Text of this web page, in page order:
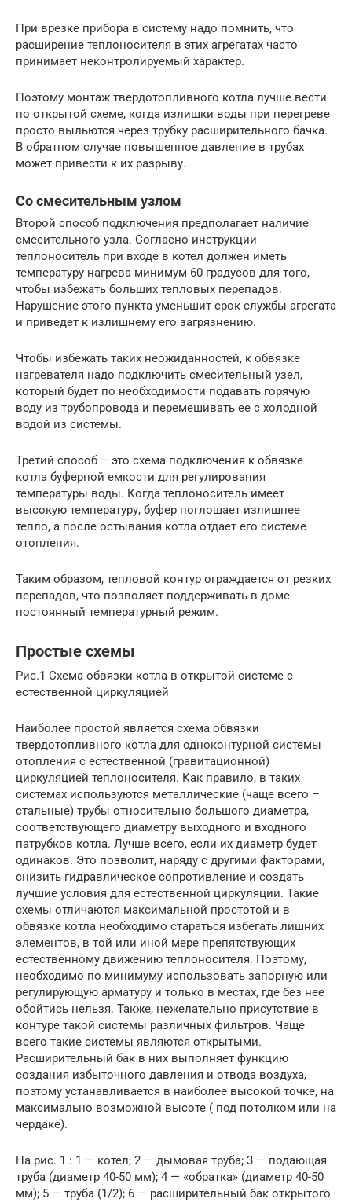
При врезке прибора в систему надо помнить, что
расширение теплоносителя в этих агрегатах часто
принимает неконтролируемый характер.
Поэтому монтаж твердотопливного котла лучше вести
по открытой схеме, когда излишки воды при перегреве
просто выльются через трубку расширительного бачка.
В обратном случае повышенное давление в трубах
может привести к их разрыву.
Со смесительным узлом
Второй способ подключения предполагает наличие
смесительного узла. Согласно инструкции
теплоноситель при входе в котел должен иметь
температуру нагрева минимум 60 градусов для того,
чтобы избежать больших тепловых перепадов.
Нарушение этого пункта уменьшит срок службы агрегата
и приведет к излишнему его загрязнению.
Чтобы избежать таких неожиданностей, к обвязке
нагревателя надо подключить смесительный узел,
который будет по необходимости подавать горячую
воду из трубопровода и перемешивать ее с холодной
водой из системы.
Третий способ – это схема подключения к обвязке
котла буферной емкости для регулирования
температуры воды. Когда теплоноситель имеет
высокую температуру, буфер поглощает излишнее
тепло, а после остывания котла отдает его системе
отопления.
Таким образом, тепловой контур ограждается от резких
перепадов, что позволяет поддерживать в доме
постоянный температурный режим.
Простые схемы
Рис.1 Схема обвязки котла в открытой системе с
естественной циркуляцией
Наиболее простой является схема обвязки
твердотопливного котла для одноконтурной системы
отопления с естественной (гравитационной)
циркуляцией теплоносителя. Как правило, в таких
системах используются металлические (чаще всего –
стальные) трубы относительно большого диаметра,
соответствующего диаметру выходного и входного
патрубков котла. Лучше всего, если их диаметр будет
одинаков. Это позволит, наряду с другими факторами,
снизить гидравлическое сопротивление и создать
лучшие условия для естественной циркуляции. Такие
схемы отличаются максимальной простотой и в
обвязке котла необходимо стараться избегать лишних
элементов, в той или иной мере препятствующих
естественному движению теплоносителя. Поэтому,
необходимо по минимуму использовать запорную или
регулирующую арматуру и только в местах, где без нее
обойтись нельзя. Также, нежелательно присутствие в
контуре такой системы различных фильтров. Чаще
всего такие системы являются открытыми.
Расширительный бак в них выполняет функцию
создания избыточного давления и отвода воздуха,
поэтому устанавливается в наиболее высокой точке, на
максимально возможной высоте ( под потолком или на
чердаке).
На рис. 1 : 1 — котел; 2 — дымовая труба; 3 — подающая
труба (диаметр 40-50 мм); 4 — «обратка» (диаметр 40-50
мм); 5 — труба (1/2); 6 — расширительный бак открытого